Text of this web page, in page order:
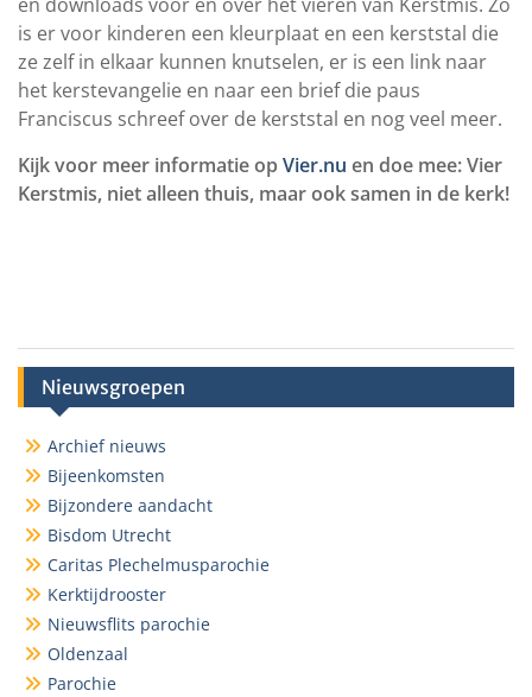
is er voor kinderen een kleurplaat en een kerststal die
ze zelf in elkaar kunnen knutselen, er is een link naar
het kerstevangelie en naar een brief die paus
Franciscus schreef over de kerststal en nog veel meer.
Kijk voor meer informatie op Vier.nu en doe mee: Vier
Kerstmis, niet alleen thuis, maar ook samen in de kerk!
Nieuwsgroepen
Archief nieuws
Bijeenkomsten
Bijzondere aandacht
Bisdom Utrecht
Caritas Plechelmusparochie
Kerktijdrooster
Nieuwsflits parochie
Oldenzaal
Parochie